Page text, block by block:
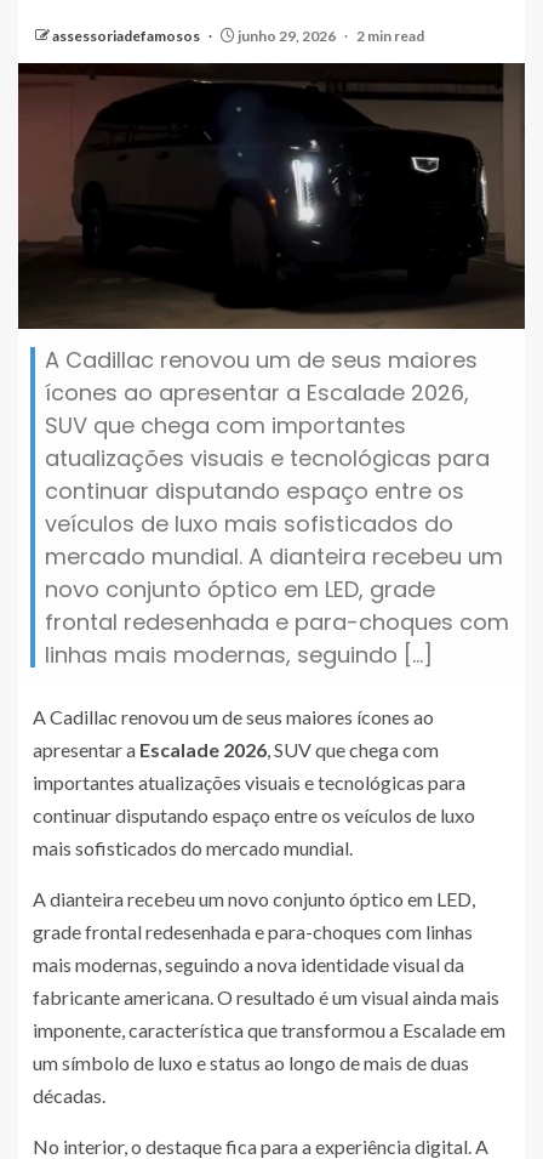
assessoriadefamosos junho 29, 2026 2 min read
A Cadillac renovou um de seus maiores
ícones ao apresentar a Escalade 2026,
SUV que chega com importantes
atualizações visuais e tecnológicas para
continuar disputando espaço entre os
veículos de luxo mais sofisticados do
mercado mundial. A dianteira recebeu um
novo conjunto óptico em LED, grade
frontal redesenhada e para-choques com
linhas mais modernas, seguindo […]
A Cadillac renovou um de seus maiores ícones ao
apresentar a Escalade 2026 , SUV que chega com
importantes atualizações visuais e tecnológicas para
continuar disputando espaço entre os veículos de luxo
mais sofisticados do mercado mundial.
A dianteira recebeu um novo conjunto óptico em LED,
grade frontal redesenhada e para-choques com linhas
mais modernas, seguindo a nova identidade visual da
fabricante americana. O resultado é um visual ainda mais
imponente, característica que transformou a Escalade em
um símbolo de luxo e status ao longo de mais de duas
décadas.
No interior, o destaque fica para a experiência digital. A